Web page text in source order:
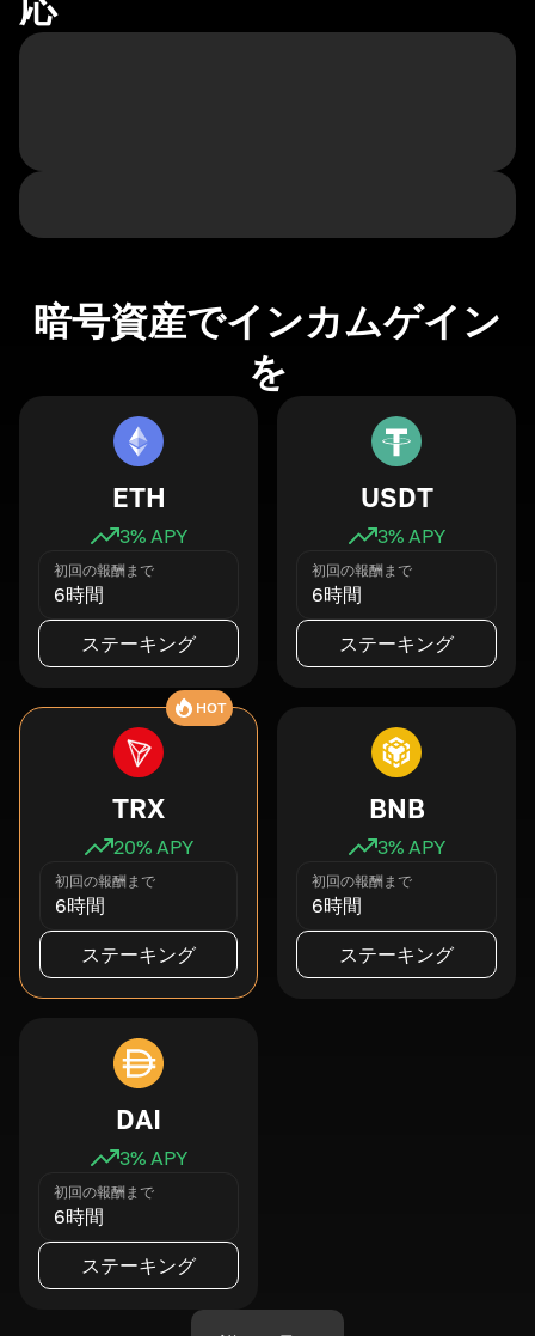
暗号資産でインカムゲイン
を
ETH
3% APY
初回の報酬まで
6時間
ステーキング
USDT
3% APY
初回の報酬まで
6時間
ステーキング
HOT
TRX
20% APY
初回の報酬まで
6時間
ステーキング
BNB
3% APY
初回の報酬まで
6時間
ステーキング
DAI
3% APY
初回の報酬まで
6時間
ステーキング